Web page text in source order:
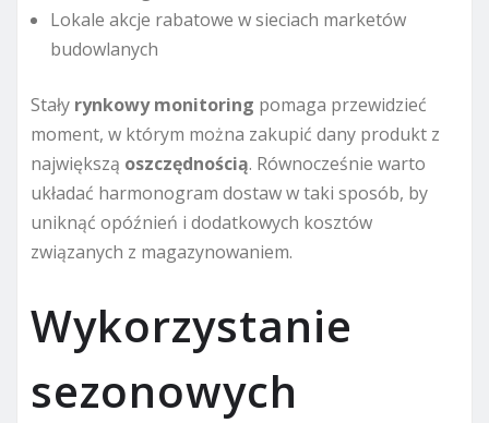
Lokale akcje rabatowe w sieciach marketów
budowlanych
Stały rynkowy monitoring pomaga przewidzieć
moment, w którym można zakupić dany produkt z
największą oszczędnością. Równocześnie warto
układać harmonogram dostaw w taki sposób, by
uniknąć opóźnień i dodatkowych kosztów
związanych z magazynowaniem.
Wykorzystanie
sezonowych